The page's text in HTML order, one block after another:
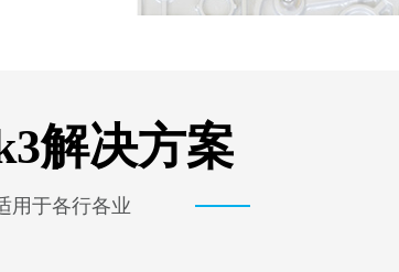
解决方案
用于各行各业